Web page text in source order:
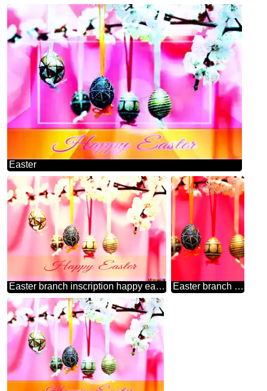
Easter
Easter branch inscription happy easter Easter branch card